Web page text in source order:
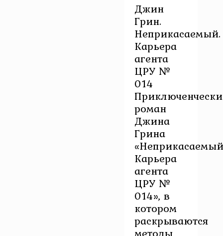
Джин
Грин.
Неприкасаемый.
Карьера
агента
ЦРУ №
014
роман
Джина
Грина
Карьера
агента
ЦРУ №
014», в
котором
раскрываются